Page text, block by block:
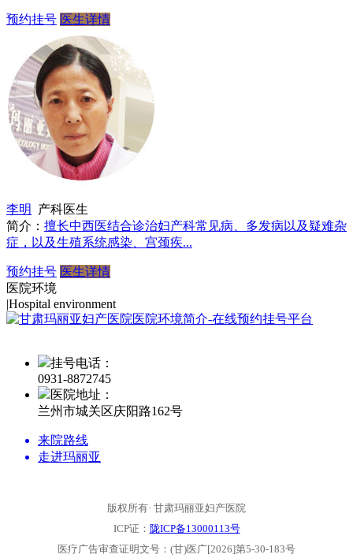
预约挂号 医生详情
李明
产科医生
简介： 擅长中西医结合诊治妇产科常见病、多发病以及疑难杂
症，以及生殖系统感染、宫颈疾...
预约挂号 医生详情
医院环境
|Hospital environment
挂号电话：
0931-8872745
医院地址：
兰州市城关区庆阳路162号
来院路线
走进玛丽亚
版权所有· 甘肃玛丽亚妇产医院
ICP证： 陇ICP备13000113号
医疗广告审查证明文号：(甘)医广[2026]第5-30-183号